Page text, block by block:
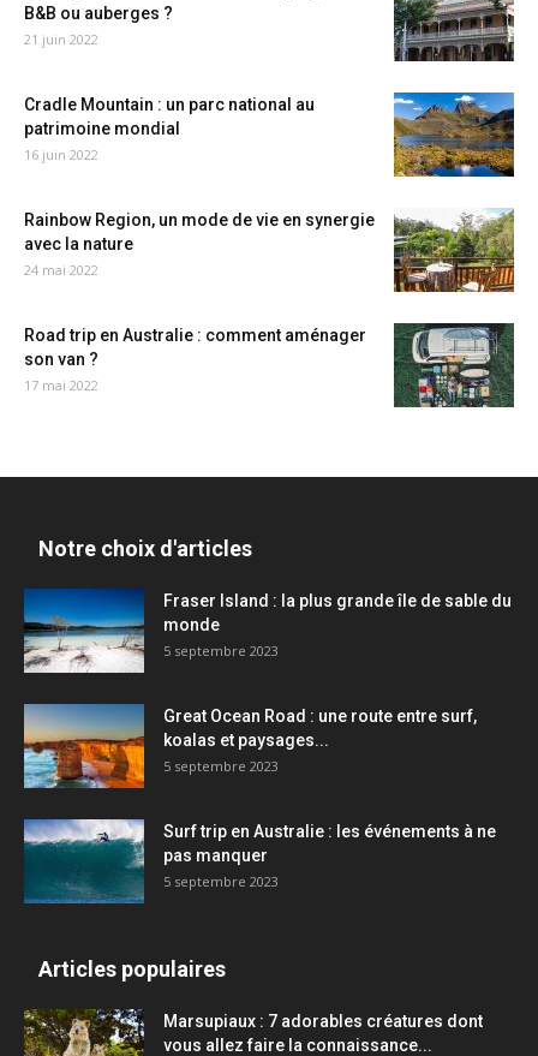
B&B ou auberges ?
21 juin 2022
Cradle Mountain : un parc national au
patrimoine mondial
16 juin 2022
Rainbow Region, un mode de vie en synergie
avec la nature
24 mai 2022
Road trip en Australie : comment aménager
son van ?
17 mai 2022
Notre choix d'articles
Fraser Island : la plus grande île de sable du
monde
5 septembre 2023
Great Ocean Road : une route entre surf,
koalas et paysages...
5 septembre 2023
Surf trip en Australie : les événements à ne
pas manquer
5 septembre 2023
Articles populaires
Marsupiaux : 7 adorables créatures dont
vous allez faire la connaissance...